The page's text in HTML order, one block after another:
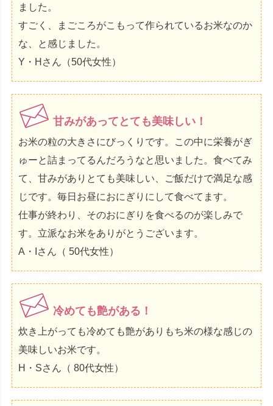
ました。
すごく、まごころがこもって作られているお米なのか
な、と感じました。
Y・Hさん（50代女性）
甘みがあってとても美味しい！
お米の粒の大きさにびっくりです。この中に栄養がぎ
ゅーと詰まってるんだろうなと思いました。食べてみ
て、甘みがありとても美味しい、ご飯だけで満足な感
じです。毎日お昼におにぎりにして食べてます。
仕事が終わり、そのおにぎりを食べるのが楽しみで
す。立派なお米をありがとうございます。
A・Iさん（ 50代女性）
冷めても艶がある！
炊き上がっても冷めても艶がありもち米の様な感じの
美味しいお米です。
H・Sさん（ 80代女性）